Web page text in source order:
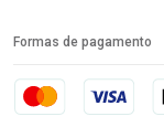
Formas de pagamento